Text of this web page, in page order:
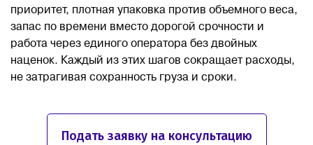
приоритет, плотная упаковка против объемного веса,
запас по времени вместо дорогой срочности и
работа через единого оператора без двойных
наценок. Каждый из этих шагов сокращает расходы,
не затрагивая сохранность груза и сроки.
Подать заявку на консультацию